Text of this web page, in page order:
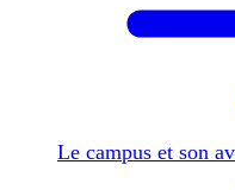
Le campus et son